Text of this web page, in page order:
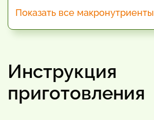
Показать все макронутриенты
Инструкция
приготовления